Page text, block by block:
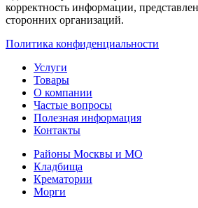
корректность информации,
сторонних организаций.
Политика конфиденциальности
Услуги
Товары
О компании
Частые вопросы
Полезная информация
Контакты
Районы Москвы и МО
Кладбища
Крематории
Морги